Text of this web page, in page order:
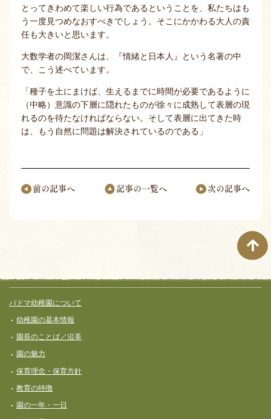
とってきわめて楽しい行為であるということを、私たちはも
う一度見つめなおすべきでしょう。そこにかかわる大人の責
任も大きいと思います。
大数学者の岡潔さんは、『情緒と日本人』という名著の中
で、こう述べています。
「種子を土にまけば、生えるまでに時間が必要であるように
（中略）意識の下層に隠れたものが徐々に成熟して表層の現
れるのを待たなければならない。そして表層に出てきた時
は、もう自然に問題は解決されているのである」
前の記事へ 記事の一覧へ 次の記事へ
フッターコンテンツ
パドマ幼稚園について
幼稚園の基本情報
園長のことば／沿革
園の魅力
保育理念・保育⽅針
教育の特徴
園の一年・一日